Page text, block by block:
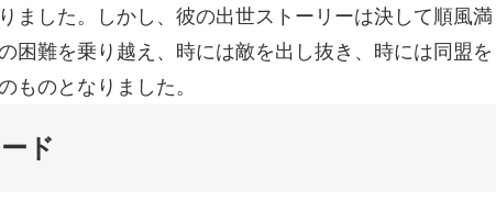
ました。しかし、彼の出世ストーリーは決して順風満
困難を乗り越え、時には敵を出し抜き、時には同盟を
ものとなりました。
ド